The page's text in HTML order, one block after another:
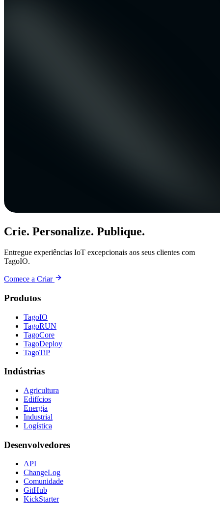
Crie. Personalize. Publique.
Entregue experiências IoT excepcionais aos seus clientes com
TagoIO.
Comece a Criar
Produtos
TagoIO
TagoRUN
TagoCore
TagoDeploy
TagoTiP
Indústrias
Agricultura
Edifícios
Energia
Industrial
Logística
Desenvolvedores
API
ChangeLog
Comunidade
GitHub
KickStarter